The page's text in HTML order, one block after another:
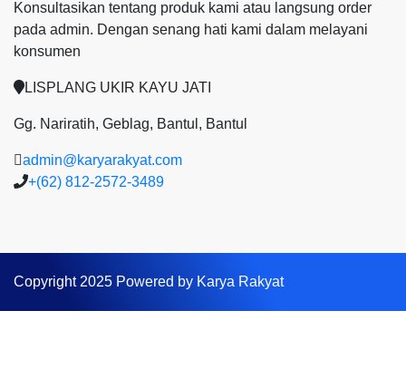
Konsultasikan tentang produk kami atau langsung order
pada admin. Dengan senang hati kami dalam melayani
konsumen
LISPLANG UKIR KAYU JATI
Gg. Nariratih, Geblag, Bantul, Bantul
admin@karyarakyat.com
+(62) 812-2572-3489
Copyright 2025 Powered by Karya Rakyat